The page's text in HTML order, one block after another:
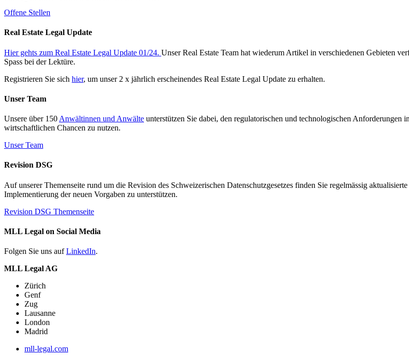
Offene Stellen
Real Estate Legal Update
Hier gehts zum Real Estate Legal Update 01/24. Unser Real Estate Team hat wiederum Artikel in verschiedenen Gebieten
Spass bei der Lektüre.
Registrieren Sie sich hier, um unser 2 x jährlich erscheinendes Real Estate Legal Update zu erhalten.
Unser Team
Unsere über 150 Anwältinnen und Anwälte unterstützen Sie dabei, den regulatorischen und technologischen
wirtschaftlichen Chancen zu nutzen.
Unser Team
Revision DSG
Auf unserer Themenseite rund um die Revision des Schweizerischen Datenschutzgesetzes finden Sie regelmässig
Implementierung der neuen Vorgaben zu unterstützen.
Revision DSG Themenseite
MLL Legal on Social Media
Folgen Sie uns aufLinkedIn.
MLL Legal AG
Zürich
Genf
Zug
Lausanne
London
Madrid
mll-legal.com